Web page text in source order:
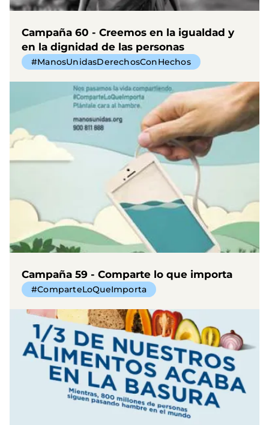
Campaña 60 - Creemos en la igualdad y
en la dignidad de las personas
#ManosUnidasDerechosConHechos
Campaña 59 - Comparte lo que importa
#ComparteLoQueImporta